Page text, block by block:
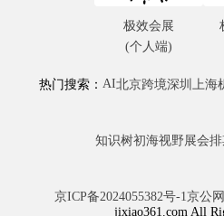
热门搜索： AI北京跨境深圳 上海
知识树初海视野展会排
京ICP备2024055382号-1京公
jixiao361.com All
极效会展
(个人端)